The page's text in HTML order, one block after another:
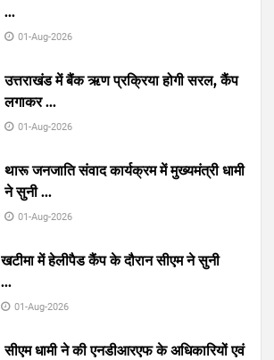
...
01-Aug-2026
उत्तराखंड में बैंक ऋण प्रक्रिया होगी सरल, कैंप
लगाकर...
01-Aug-2026
थारू जनजाति संवाद कार्यक्रम में मुख्यमंत्री धामी
ने सुनी...
01-Aug-2026
खटीमा में हेलीपैड कैंप के दौरान सीएम ने सुनी
...
01-Aug-2026
सीएम धामी ने की एनडीआरएफ के अधिकारियों एवं